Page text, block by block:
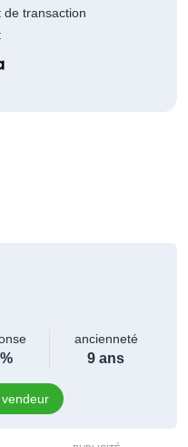
de transaction
ancienneté
9 ans